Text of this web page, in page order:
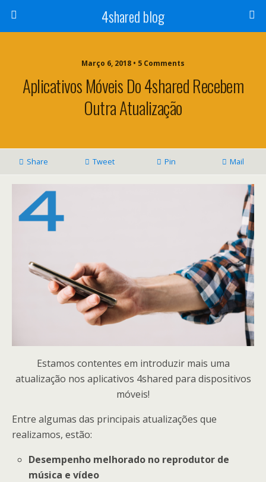
4shared blog
Março 6, 2018 • 5 Comments
Aplicativos Móveis Do 4shared Recebem
Outra Atualização
Share Tweet Pin Mail
Estamos contentes em introduzir mais uma
atualização nos aplicativos 4shared para dispositivos
móveis!
Entre algumas das principais atualizações que
realizamos, estão:
Desempenho melhorado no reprodutor de
música e vídeo